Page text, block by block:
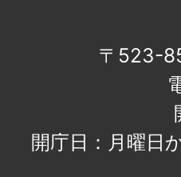
〒523-
開庁日：月曜日